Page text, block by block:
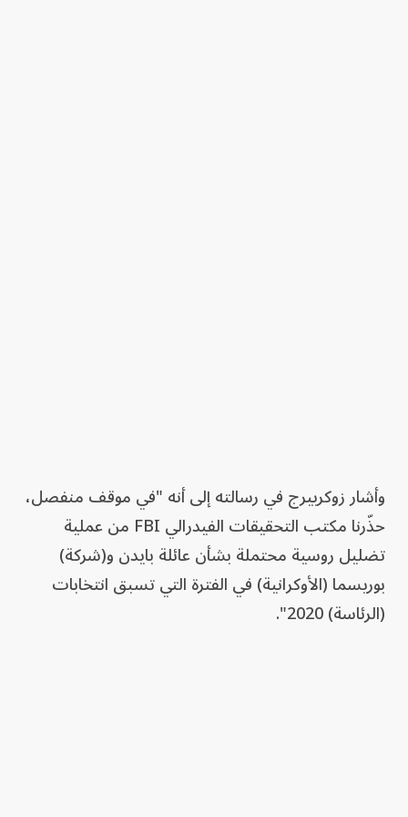
وأشار زوكربيرج في رسالته إلى أنه "في موقف منفصل،
حذّرنا مكتب التحقيقات الفيدرالي FBI من عملية
تضليل روسية محتملة بشأن عائلة بايدن و(شركة)
بوريسما (الأوكرانية) في الفترة التي تسبق انتخابات
(الرئاسة) 2020".